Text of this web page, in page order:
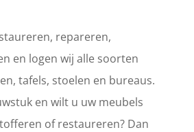
repareren,
en logen wij alle soorten
tafels, stoelen en bureaus.
en wilt u uw meubels
of restaureren? Dan